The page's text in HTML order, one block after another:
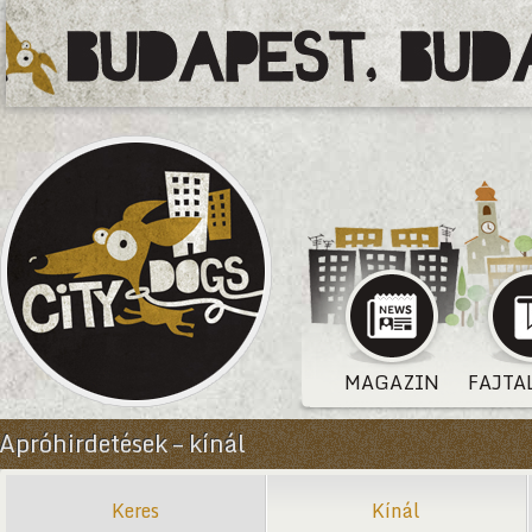
MAGAZIN
Apróhirdetések – kínál
Keres Kínál